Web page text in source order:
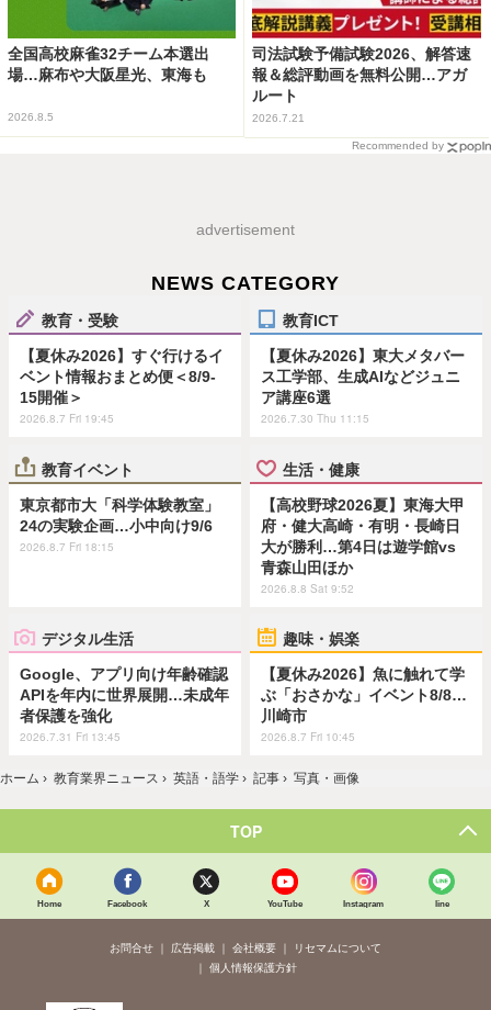
全国高校麻雀32チーム本選出
場…麻布や大阪星光、東海も
2026.8.5
司法試験予備試験2026、解答速
報＆総評動画を無料公開…アガ
ルート
2026.7.21
Recommended by
advertisement
NEWS CATEGORY
教育・受験
【夏休み2026】すぐ行けるイ
ベント情報おまとめ便＜8/9-
15開催＞
2026.8.7 Fri 19:45
教育ICT
【夏休み2026】東大メタバー
ス工学部、生成AIなどジュニ
ア講座6選
2026.7.30 Thu 11:15
教育イベント
東京都市大「科学体験教室」
24の実験企画…小中向け9/6
2026.8.7 Fri 18:15
生活・健康
【高校野球2026夏】東海大甲
府・健大高崎・有明・長崎日
大が勝利…第4日は遊学館vs
青森山田ほか
2026.8.8 Sat 9:52
デジタル生活
Google、アプリ向け年齢確認
APIを年内に世界展開…未成年
者保護を強化
2026.7.31 Fri 13:45
趣味・娯楽
【夏休み2026】魚に触れて学
ぶ「おさかな」イベント8/8…
川崎市
2026.8.7 Fri 10:45
ホーム › 教育業界ニュース › 英語・語学 › 記事 › 写真・画像
TOP
Home Facebook X YouTube Instagram line
お問合せ 広告掲載 会社概要
リセマムについて
個人情報保護方針